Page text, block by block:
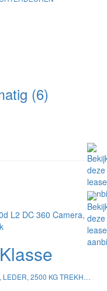
(6)
250D L2 DC 360 CAMERA, DISTRONIC, LED, LEDER, 2500 KG TREKHAAK